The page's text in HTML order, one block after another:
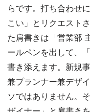
らです。打ち合わせ
こい」とリクエスト
た肩書きは「営業部
ールペンを出して、
書き添えます。新規
兼プランナー兼デザ
ソではありません。